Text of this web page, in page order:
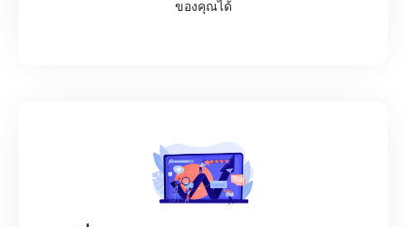
ของคุณได้